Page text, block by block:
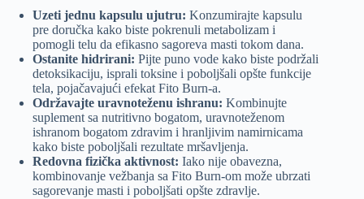
Uzeti jednu kapsulu ujutru: Konzumirajte kapsulu
pre doručka kako biste pokrenuli metabolizam i
pomogli telu da efikasno sagoreva masti tokom dana.
Ostanite hidrirani: Pijte puno vode kako biste podržali
detoksikaciju, isprali toksine i poboljšali opšte funkcije
tela, pojačavajući efekat Fito Burn-a.
Održavajte uravnoteženu ishranu: Kombinujte
suplement sa nutritivno bogatom, uravnoteženom
ishranom bogatom zdravim i hranljivim namirnicama
kako biste poboljšali rezultate mršavljenja.
Redovna fizička aktivnost: Iako nije obavezna,
kombinovanje vežbanja sa Fito Burn-om može ubrzati
sagorevanje masti i poboljšati opšte zdravlje.